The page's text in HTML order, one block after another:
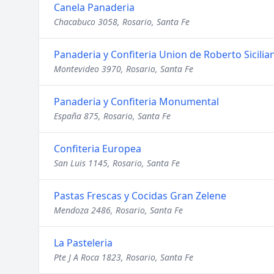
Canela Panaderia
Chacabuco 3058, Rosario, Santa Fe
Panaderia y Confiteria Union de Roberto
Montevideo 3970, Rosario, Santa Fe
Panaderia y Confiteria Monumental
España 875, Rosario, Santa Fe
Confiteria Europea
San Luis 1145, Rosario, Santa Fe
Pastas Frescas y Cocidas Gran Zelene
Mendoza 2486, Rosario, Santa Fe
La Pasteleria
Pte J A Roca 1823, Rosario, Santa Fe